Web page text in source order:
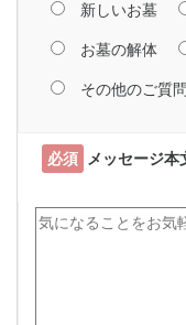
新しいお墓
お墓の解体
その他のご質問
必須 メッセージ本